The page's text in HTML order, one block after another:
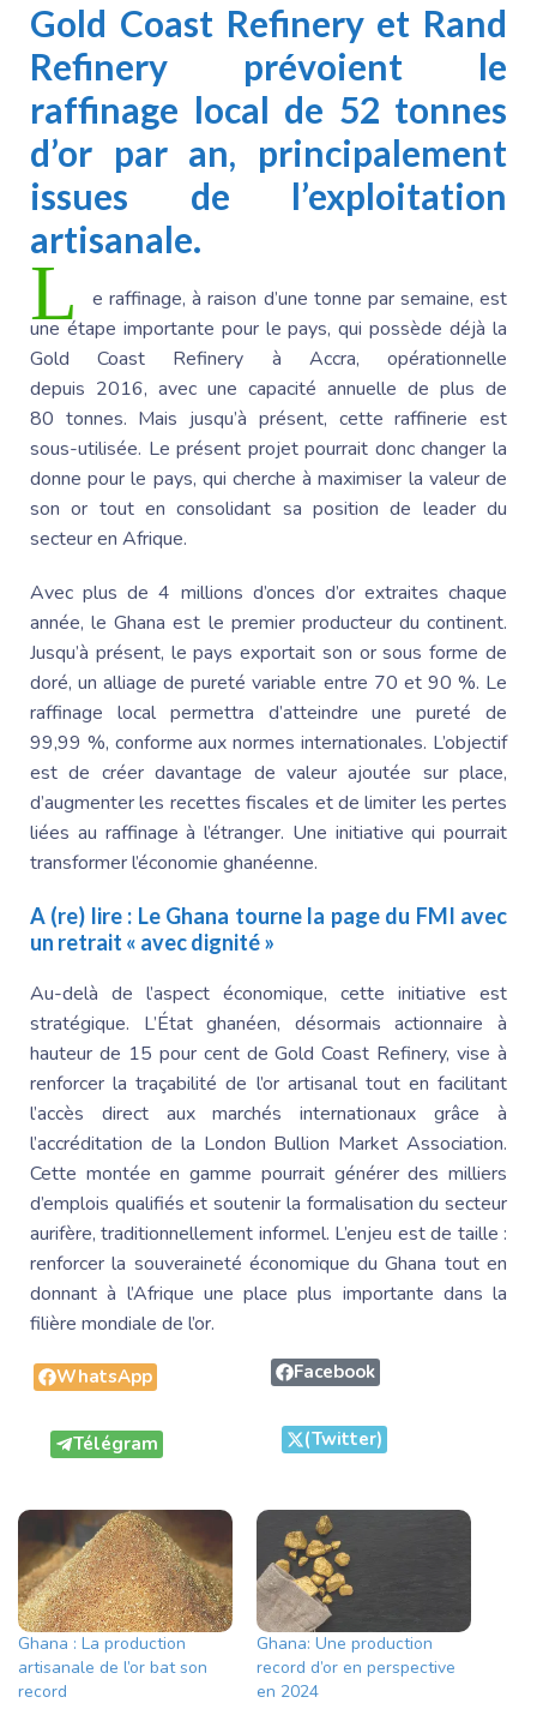
Gold Coast Refinery et Rand
Refinery prévoient le
raffinage local de 52 tonnes
d’or par an, principalement
issues de l’exploitation
artisanale.
L
e raffinage, à raison d’une tonne par semaine, est
une étape importante pour le pays, qui possède déjà la
Gold Coast Refinery à Accra, opérationnelle
depuis 2016, avec une capacité annuelle de plus de
80 tonnes. Mais jusqu’à présent, cette raffinerie est
sous-utilisée. Le présent projet pourrait donc changer la
donne pour le pays, qui cherche à maximiser la valeur de
son or tout en consolidant sa position de leader du
secteur en Afrique.
Avec plus de 4 millions d’onces d’or extraites chaque
année, le Ghana est le premier producteur du continent.
Jusqu’à présent, le pays exportait son or sous forme de
doré, un alliage de pureté variable entre 70 et 90 %. Le
raffinage local permettra d’atteindre une pureté de
99,99 %, conforme aux normes internationales. L’objectif
est de créer davantage de valeur ajoutée sur place,
d’augmenter les recettes fiscales et de limiter les pertes
liées au raffinage à l’étranger. Une initiative qui pourrait
transformer l’économie ghanéenne.
A (re) lire : Le Ghana tourne la page du FMI avec
un retrait « avec dignité »
Au-delà de l’aspect économique, cette initiative est
stratégique. L’État ghanéen, désormais actionnaire à
hauteur de 15 pour cent de Gold Coast Refinery, vise à
renforcer la traçabilité de l’or artisanal tout en facilitant
l’accès direct aux marchés internationaux grâce à
l’accréditation de la London Bullion Market Association.
Cette montée en gamme pourrait générer des milliers
d’emplois qualifiés et soutenir la formalisation du secteur
aurifère, traditionnellement informel. L’enjeu est de taille :
renforcer la souveraineté économique du Ghana tout en
donnant à l’Afrique une place plus importante dans la
filière mondiale de l’or.
WhatsApp Facebook
(Twitter)
Télégram
Ghana : La production
artisanale de l’or bat son
record
Ghana: Une production
record d’or en perspective
en 2024